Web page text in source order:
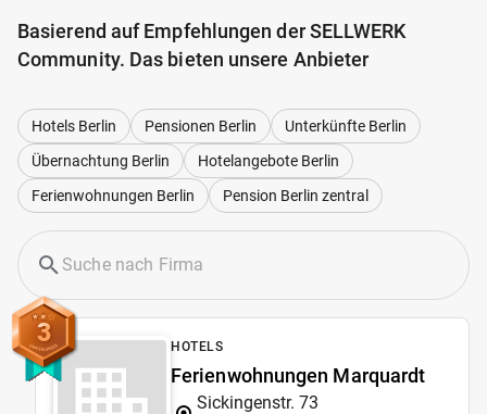
Basierend auf Empfehlungen der SELLWERK
Community. Das bieten unsere Anbieter
Hotels Berlin Pensionen Berlin
Unterkünfte Berlin
Übernachtung Berlin
Hotelangebote Berlin
Ferienwohnungen Berlin
Pension Berlin zentral
3 HOTELS
Ferienwohnungen Marquardt
Sickingenstr. 73